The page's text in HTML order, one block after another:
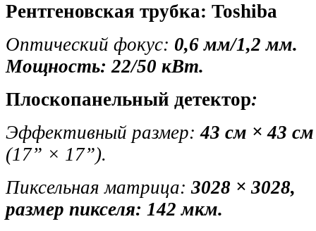
Рентгеновская трубка: Toshiba
Оптический фокус: 0,6 мм/1,2 мм.
Мощность: 22/50 кВт.
Плоскопанельный детектор:
Эффективный размер:43 см × 43 см
(17” × 17”).
Пиксельная матрица:3028 × 3028,
размер пикселя: 142 мкм.